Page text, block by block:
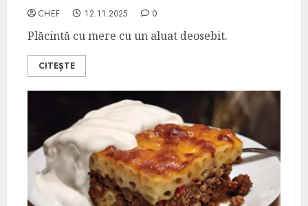
CHEF 12.11.2025 0
Plăcintă cu mere cu un aluat deosebit.
CITEȘTE